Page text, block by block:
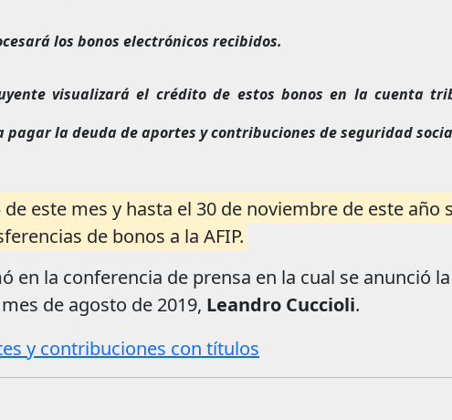
los bonos electrónicos recibidos.
visualizará el crédito de estos bonos en la cuenta
la deuda de aportes y contribuciones de seguridad
de este mes y hasta el 30 de noviembre de este año
de bonos a la AFIP.
en la conferencia de prensa en la cual se anunció
de agosto de 2019, Leandro Cuccioli.